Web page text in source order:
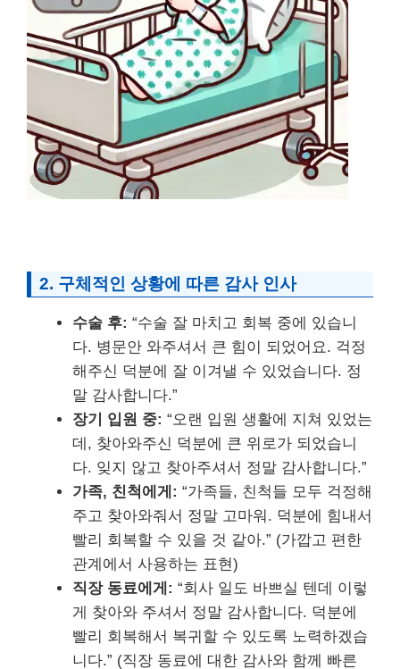
2. 구체적인 상황에 따른 감사 인사
수술 후: “수술 잘 마치고 회복 중에 있습니
다. 병문안 와주셔서 큰 힘이 되었어요. 걱정
해주신 덕분에 잘 이겨낼 수 있었습니다. 정
말 감사합니다.”
장기 입원 중: “오랜 입원 생활에 지쳐 있었는
데, 찾아와주신 덕분에 큰 위로가 되었습니
다. 잊지 않고 찾아주셔서 정말 감사합니다.”
가족, 친척에게: “가족들, 친척들 모두 걱정해
주고 찾아와줘서 정말 고마워. 덕분에 힘내서
빨리 회복할 수 있을 것 같아.” (가깝고 편한
관계에서 사용하는 표현)
직장 동료에게: “회사 일도 바쁘실 텐데 이렇
게 찾아와 주셔서 정말 감사합니다. 덕분에
빨리 회복해서 복귀할 수 있도록 노력하겠습
니다.” (직장 동료에 대한 감사와 함께 빠른